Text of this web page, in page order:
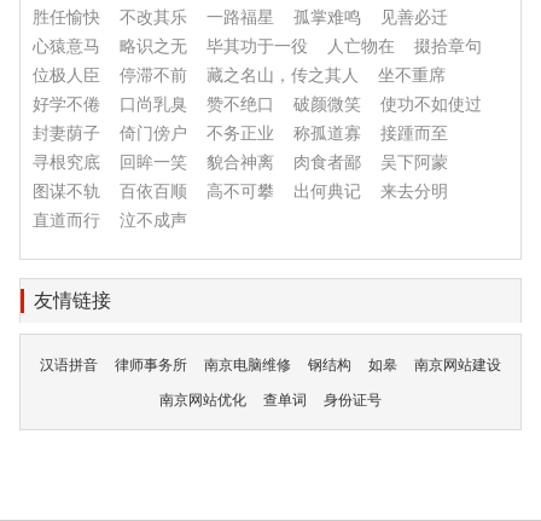
胜任愉快
不改其乐 一路福星 孤掌难鸣
见善必迁
心猿意马
略识之无 毕其功于一役 人亡物在
掇拾章句
位极人臣
停滞不前 藏之名山，传之其人
坐不重席
好学不倦
口尚乳臭 赞不绝口 破颜微笑
使功不如使过
封妻荫子
倚门傍户 不务正业 称孤道寡
接踵而至
寻根究底
回眸一笑 貌合神离 肉食者鄙
吴下阿蒙
图谋不轨
百依百顺 高不可攀 出何典记
来去分明
直道而行
泣不成声
友情链接
汉语拼音 律师事务所 南京电脑维修 钢结构 如皋 南京网站建设
南京网站优化 查单词 身份证号